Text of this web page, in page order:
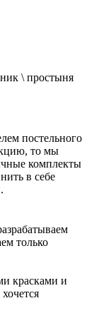
\ простыня
постельного
то мы
комплекты
в себе
только
красками и